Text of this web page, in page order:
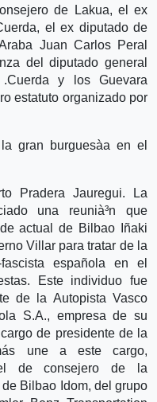
de Lakua, el ex
el ex diputado de
Juan Carlos Peral
del diputado general
y los Guevara
estatuto organizado por
gran burguesà­a en el
Pradera Jauregui. La
una reunià³n que
actual de Bilbao Iñaki
Villar para tratar de la
española en el
Este individuo fue
de la Autopista Vasco
S.A., empresa de su
de presidente de la
une a este cargo,
el de consejero de la
Bilbao Idom, del grupo